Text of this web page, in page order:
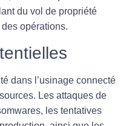
du vol de propriété
opérations.
dans l’usinage connecté
Les attaques de
les tentatives